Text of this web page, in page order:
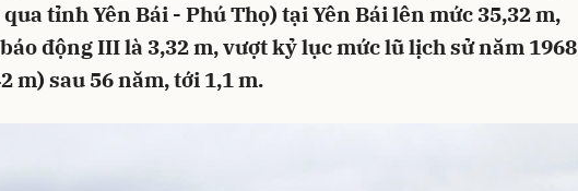
tỉnh Yên Bái - Phú Thọ) tại Yên Bái lên mức 35,32 m,
động III là 3,32 m, vượt kỷ lục mức lũ lịch sử năm 1968
m) sau 56 năm, tới 1,1 m.